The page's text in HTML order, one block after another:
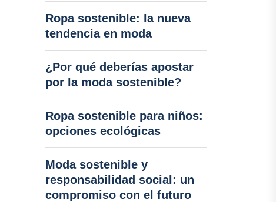
Ropa sostenible: la nueva
tendencia en moda
¿Por qué deberías apostar
por la moda sostenible?
Ropa sostenible para niños:
opciones ecológicas
Moda sostenible y
responsabilidad social: un
compromiso con el futuro